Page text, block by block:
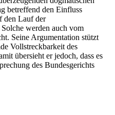
betreffend den Einfluss
den Lauf der
werden auch vom
Seine Argumentation stützt
Vollstreckbarkeit des
übersieht er jedoch, dass es
des Bundesgerichts